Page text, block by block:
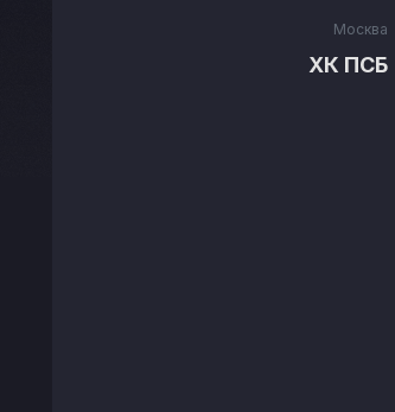
Москва
ХК ПСБ